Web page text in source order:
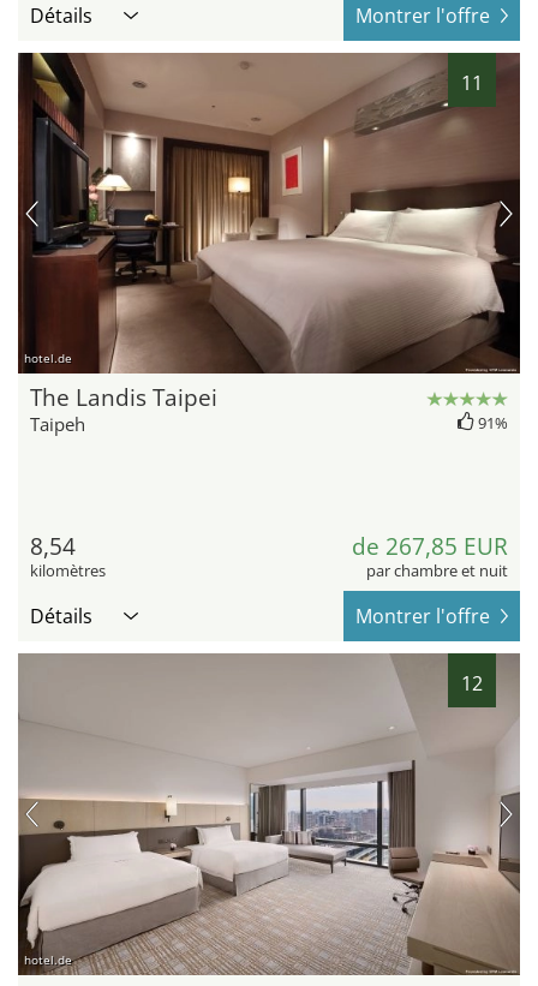
Détails Montrer l'offre
11
hotel.de
The Landis Taipei
Taipeh 91%
8,54
kilomètres
de 267,85 EUR
par chambre et nuit
Détails Montrer l'offre
12
hotel.de